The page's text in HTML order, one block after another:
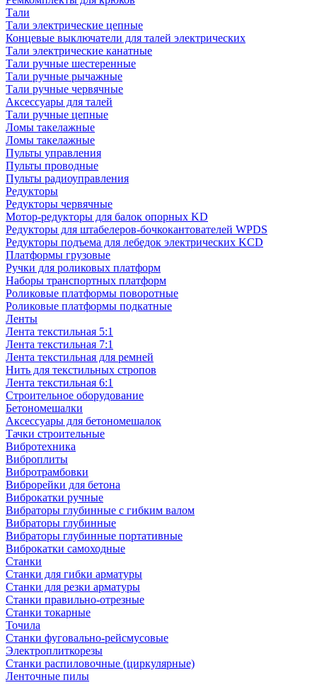
Тали
Тали электрические цепные
Концевые выключатели для талей электрических
Тали электрические канатные
Тали ручные шестеренные
Тали ручные рычажные
Тали ручные червячные
Аксессуары для талей
Тали ручные цепные
Ломы такелажные
Ломы такелажные
Пульты управления
Пульты проводные
Пульты радиоуправления
Редукторы
Редукторы червячные
Мотор-редукторы для балок опорных KD
Редукторы для штабелеров-бочкокантователей WPDS
Редукторы подъема для лебедок электрических KCD
Платформы грузовые
Ручки для роликовых платформ
Наборы транспортных платформ
Роликовые платформы поворотные
Роликовые платформы подкатные
Ленты
Лента текстильная 5:1
Лента текстильная 7:1
Лента текстильная для ремней
Нить для текстильных стропов
Лента текстильная 6:1
Строительное оборудование
Бетономешалки
Аксессуары для бетономешалок
Тачки строительные
Вибротехника
Виброплиты
Вибротрамбовки
Виброрейки для бетона
Виброкатки ручные
Вибраторы глубинные с гибким валом
Вибраторы глубинные
Вибраторы глубинные портативные
Виброкатки самоходные
Станки
Станки для гибки арматуры
Станки для резки арматуры
Станки правильно-отрезные
Станки токарные
Точила
Станки фуговально-рейсмусовые
Электроплиткорезы
Станки распиловочные (циркулярные)
Ленточные пилы